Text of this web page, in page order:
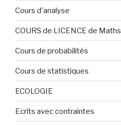
Cours d'analyse
COURS de LICENCE de Maths
Cours de probabilités
Cours de statistiques
ECOLOGIE
Ecrits avec contraintes